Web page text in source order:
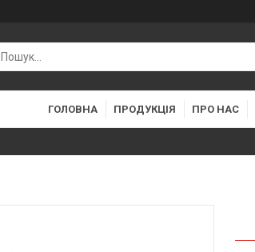
ГОЛОВНА ПРОДУКЦІЯ ПРО НАС